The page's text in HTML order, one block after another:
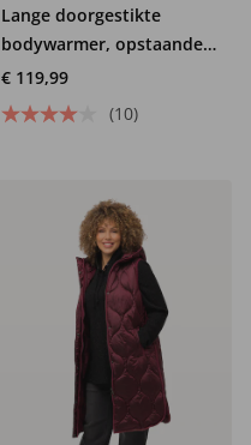
Lange doorgestikte
bodywarmer, opstaande
kraag, A-lijn, mouwloos
€ 119,99
(10)